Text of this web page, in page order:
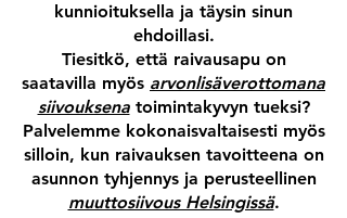
kunnioituksella ja täysin sinun
ehdoillasi.
Tiesitkö, että raivausapu on
saatavilla myös arvonlisäverottomana
siivouksenatoimintakyvyn tueksi?
Palvelemme kokonaisvaltaisesti myös
silloin, kun raivauksen tavoitteena on
asunnon tyhjennys ja perusteellinen
muuttosiivous Helsingissä.